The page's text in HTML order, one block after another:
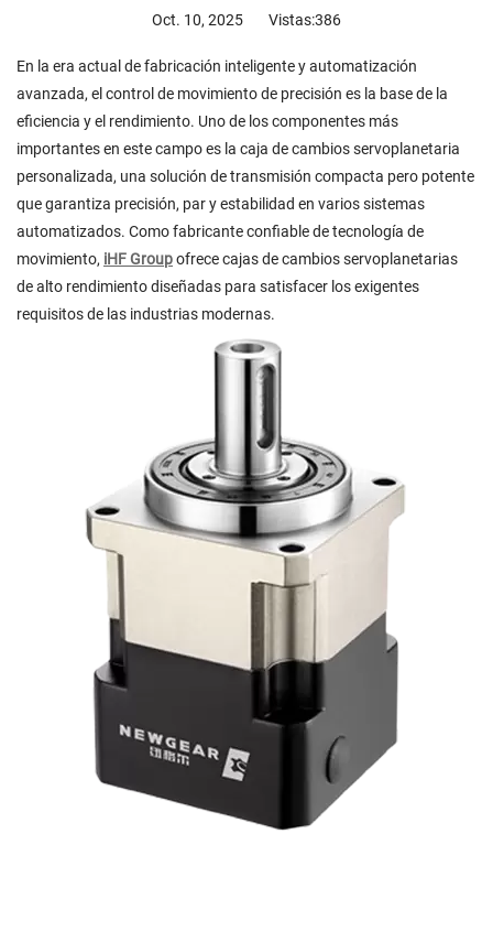
Oct. 10, 2025 Vistas:386
En la era actual de fabricación inteligente y automatización
avanzada, el control de movimiento de precisión es la base de la
eficiencia y el rendimiento. Uno de los componentes más
importantes en este campo es la caja de cambios servoplanetaria
personalizada, una solución de transmisión compacta pero potente
que garantiza precisión, par y estabilidad en varios sistemas
automatizados. Como fabricante confiable de tecnología de
movimiento, iHF Groupofrece cajas de cambios servoplanetarias
de alto rendimiento diseñadas para satisfacer los exigentes
requisitos de las industrias modernas.